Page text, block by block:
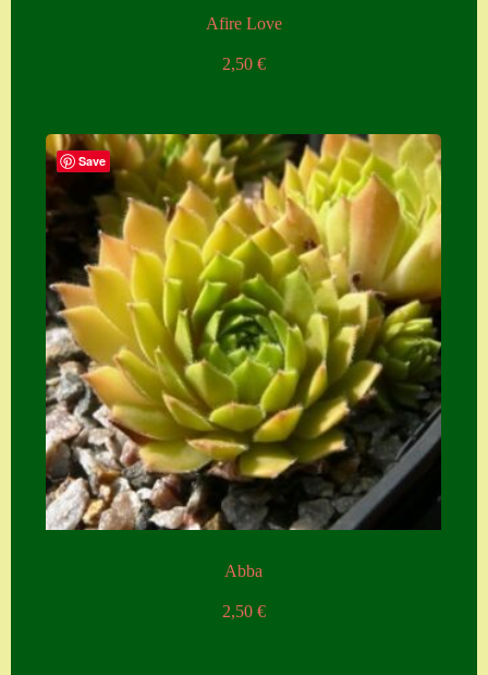
Afire Love
2,50 €
Save
Abba
2,50 €